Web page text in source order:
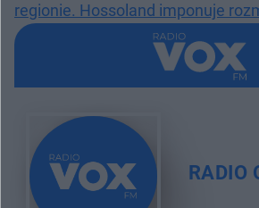
regionie. Hossoland imponuje
RADIO